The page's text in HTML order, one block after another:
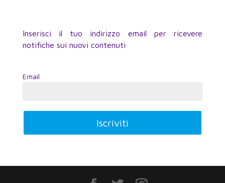
Inserisci il tuo indirizzo email per ricevere
notifiche sui nuovi contenuti
Email